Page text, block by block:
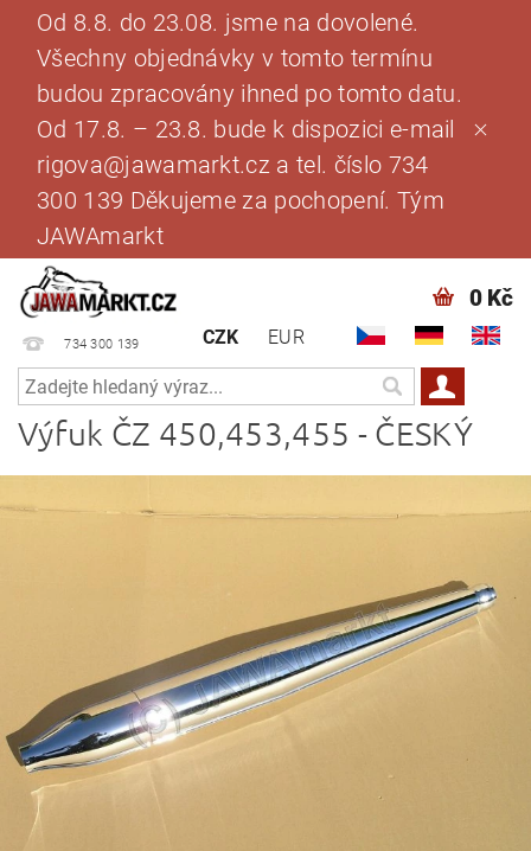
Od 8.8. do 23.08. jsme na dovolené.
Všechny objednávky v tomto termínu
budou zpracovány ihned po tomto datu.
Od 17.8. – 23.8. bude k dispozici e-mail
rigova@jawamarkt.cz a tel. číslo 734
300 139 Děkujeme za pochopení. Tým
JAWAmarkt
734 300 139 CZK EUR
0 Kč
Výfuk ČZ 450,453,455 - ČESKÝ